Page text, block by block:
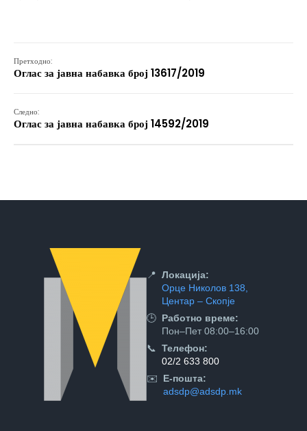
Претходно:
Оглас за јавна набавка број 13617/2019
Следно:
Оглас за јавна набавка број 14592/2019
📍 Локација:
Орце Николов 138,
Центар – Скопје
🕒 Работно време:
Пон–Пет 08:00–16:00
📞 Телефон:
02/2 633 800
✉️
Е-пошта:
adsdp@adsdp.mk